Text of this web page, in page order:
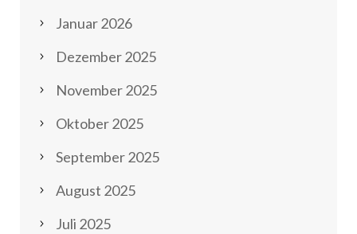
Januar 2026
Dezember 2025
November 2025
Oktober 2025
September 2025
August 2025
Juli 2025